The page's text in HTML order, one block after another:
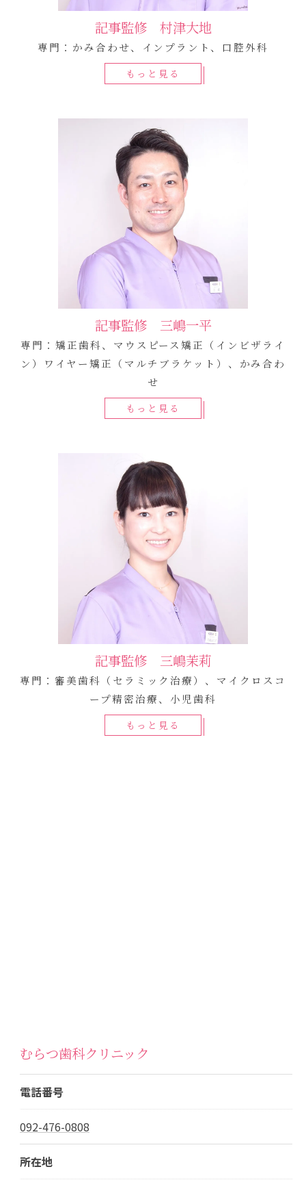
記事監修 村津大地
専門：かみ合わせ、インプラント、口腔外科
もっと見る
記事監修 三嶋一平
専門：矯正歯科、マウスピース矯正（インビザライ
ン）ワイヤー矯正（マルチブラケット）、かみ合わ
せ
もっと見る
記事監修 三嶋茉莉
専門：審美歯科（セラミック治療）、マイクロスコ
ープ精密治療、小児歯科
もっと見る
むらつ歯科クリニック
電話番号
092-476-0808
所在地